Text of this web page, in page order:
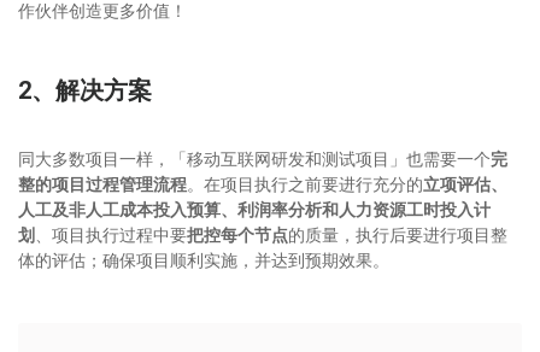
作伙伴创造更多价值！
2、解决方案
同大多数项目一样，「移动互联网研发和测试项目」也需要一个完
整的项目 过程管理流程。在项目执行之前要进行充分的立项评估、
人工及非人工成本投入预算、利润率分析和人力资源工时投入计
划
、项目执行过程中要把控每个节点的质量，执行后要进行项目整
体的评估；确保项目顺利实施，并达到预期效果。